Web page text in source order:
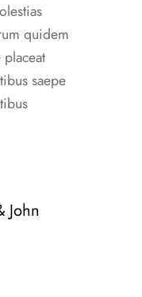
quidem
saepe
John